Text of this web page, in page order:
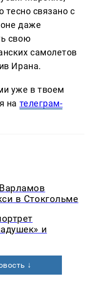
тесно связано с
даже
свою
самолетов
Ирана.
уже в твоем
на телеграм-
в Стокгольме
и
↓